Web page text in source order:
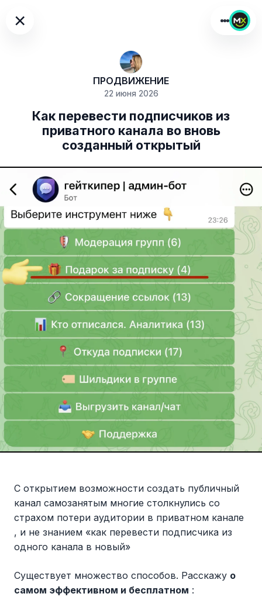
×
ПРОДВИЖЕНИЕ
22 июня 2026
Как перевести подписчиков из
приватного канала во вновь
созданный открытый
С открытием возможности создать публичный
канал самозанятым многие столкнулись со
страхом потери аудитории в приватном канале
, и не знанием «как перевести подписчика из
одного канала в новый»
Существует множество способов. Расскажу о
самом эффективном и бесплатном :